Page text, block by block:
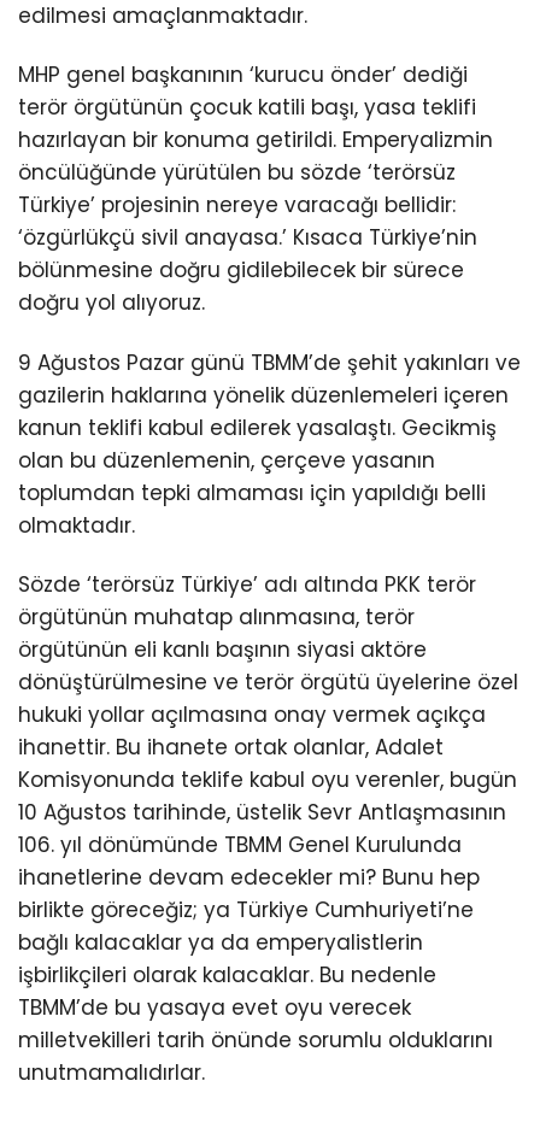
edilmesi amaçlanmaktadır.
MHP genel başkanının ‘kurucu önder’ dediği
terör örgütünün çocuk katili başı, yasa teklifi
hazırlayan bir konuma getirildi. Emperyalizmin
öncülüğünde yürütülen bu sözde ‘terörsüz
Türkiye’ projesinin nereye varacağı bellidir:
‘özgürlükçü sivil anayasa.’ Kısaca Türkiye’nin
bölünmesine doğru gidilebilecek bir sürece
doğru yol alıyoruz.
9 Ağustos Pazar günü TBMM’de şehit yakınları ve
gazilerin haklarına yönelik düzenlemeleri içeren
kanun teklifi kabul edilerek yasalaştı. Gecikmiş
olan bu düzenlemenin, çerçeve yasanın
toplumdan tepki almaması için yapıldığı belli
olmaktadır.
Sözde ‘terörsüz Türkiye’ adı altında PKK terör
örgütünün muhatap alınmasına, terör
örgütünün eli kanlı başının siyasi aktöre
dönüştürülmesine ve terör örgütü üyelerine özel
hukuki yollar açılmasına onay vermek açıkça
ihanettir. Bu ihanete ortak olanlar, Adalet
Komisyonunda teklife kabul oyu verenler, bugün
10 Ağustos tarihinde, üstelik Sevr Antlaşmasının
106. yıl dönümünde TBMM Genel Kurulunda
ihanetlerine devam edecekler mi? Bunu hep
birlikte göreceğiz; ya Türkiye Cumhuriyeti’ne
bağlı kalacaklar ya da emperyalistlerin
işbirlikçileri olarak kalacaklar. Bu nedenle
TBMM’de bu yasaya evet oyu verecek
milletvekilleri tarih önünde sorumlu olduklarını
unutmamalıdırlar.